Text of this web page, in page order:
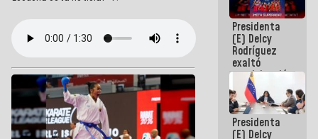
Presidenta
(E) Delcy
Rodríguez
exaltó
participación
de
Venezuela
en Juegos
Centroamericanos
y del Caribe
Presidenta
(E) Delcy